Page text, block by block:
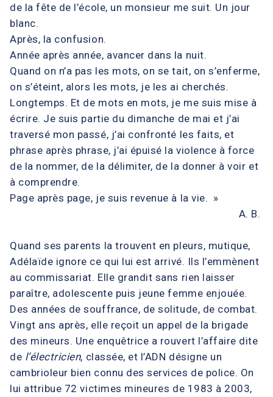
de la fête de l’école, un monsieur me suit. Un jour
blanc.
Après, la confusion.
Année après année, avancer dans la nuit.
Quand on n’a pas les mots, on se tait, on s’enferme,
on s’éteint, alors les mots, je les ai cherchés.
Longtemps. Et de mots en mots, je me suis mise à
écrire. Je suis partie du dimanche de mai et j’ai
traversé mon passé, j’ai confronté les faits, et
phrase après phrase, j’ai épuisé la violence à force
de la nommer, de la délimiter, de la donner à voir et
à comprendre.
Page après page, je suis revenue à la vie. »
A. B.
Quand ses parents la trouvent en pleurs, mutique,
Adélaïde ignore ce qui lui est arrivé. Ils l’emmènent
au commissariat. Elle grandit sans rien laisser
paraître, adolescente puis jeune femme enjouée.
Des années de souffrance, de solitude, de combat.
Vingt ans après, elle reçoit un appel de la brigade
des mineurs. Une enquêtrice a rouvert l’affaire dite
de l’électricien, classée, et l’ADN désigne un
cambrioleur bien connu des services de police. On
lui attribue 72 victimes mineures de 1983 à 2003,